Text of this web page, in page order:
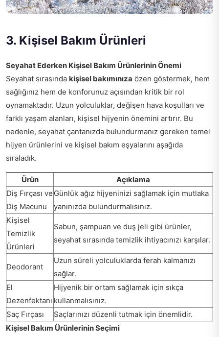
3. Kişisel Bakım Ürünleri
Seyahat Ederken Kişisel Bakım Ürünlerinin Önemi
Seyahat sırasında kişisel bakımınıza özen göstermek, hem
sağlığınız hem de konforunuz açısından kritik bir rol
oynamaktadır. Uzun yolculuklar, değişen hava koşulları ve
farklı yaşam alanları, kişisel hijyenin önemini artırır. Bu
nedenle, seyahat çantanızda bulundurmanız gereken temel
hijyen ürünlerini ve kişisel bakım eşyalarını aşağıda
sıraladık.
Ürün
Açıklama
Diş Fırçası ve
Diş Macunu
Günlük ağız hijyeninizi sağlamak için mutlaka
yanınızda bulundurmalısınız.
Kişisel
Temizlik
Ürünleri
Sabun, şampuan ve duş jeli gibi ürünler,
seyahat sırasında temizlik ihtiyacınızı karşılar.
Deodorant
Uzun süreli yolculuklarda ferah kalmanızı
sağlar.
El
Dezenfektanı
Hijyenik bir ortam sağlamak için sıkça
kullanmalısınız.
Saç Fırçası
Saçlarınızı düzenli tutmak için önemlidir.
Kişisel Bakım Ürünlerinin Seçimi